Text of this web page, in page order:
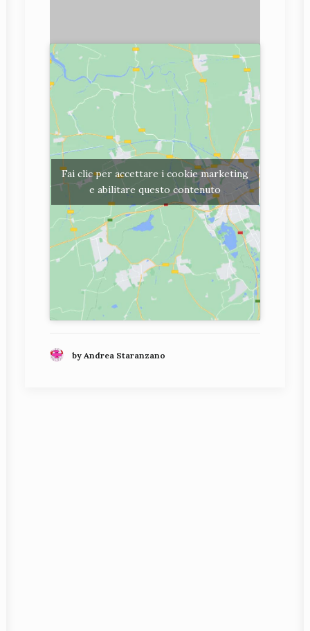
Fai clic per accettare i cookie marketing
e abilitare questo contenuto
by Andrea Staranzano